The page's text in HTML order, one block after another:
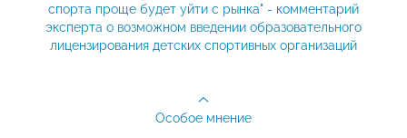
спорта проще будет уйти с рынка" - комментарий
эксперта о возможном введении образовательного
лицензирования детских спортивных организаций
Особое мнение